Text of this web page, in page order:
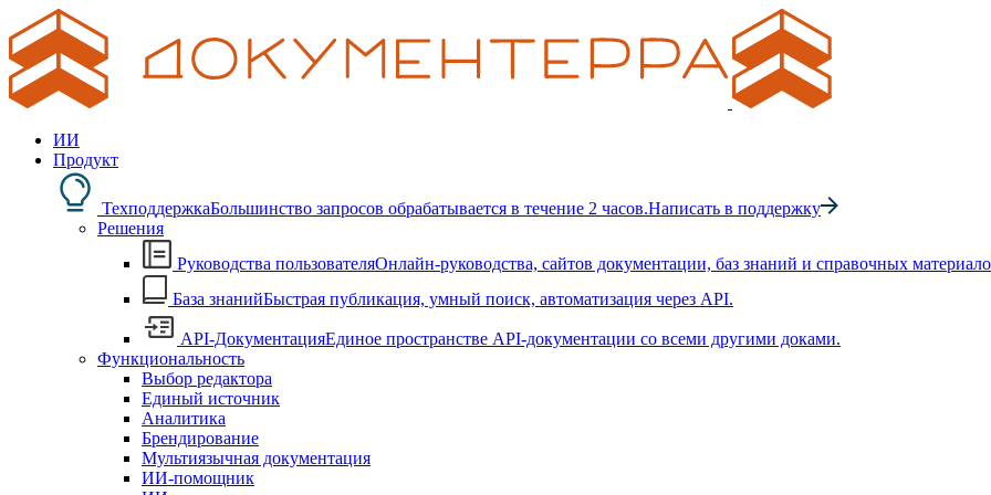
ИИ
Продукт
ТехподдержкаБольшинство запросов обрабатывается в течение 2 часов.Написать в поддержку
Решения
Руководства пользователяОнлайн-руководства, сайтов документации, баз знаний и справочных
База знанийБыстрая публикация, умный поиск, автоматизация через API.
API-ДокументацияЕдиное пространстве API-документации со всеми другими доками.
Функциональность
Выбор редактора
Единый источник
Аналитика
Брендирование
Мультиязычная документация
ИИ-помощник